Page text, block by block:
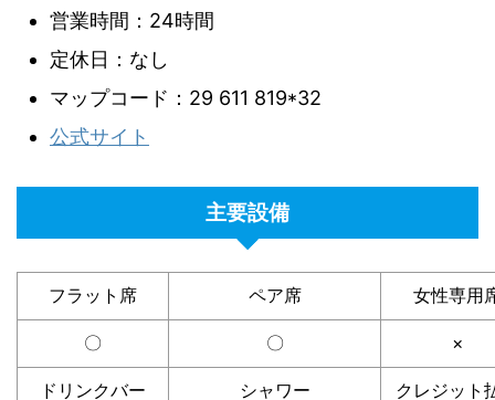
営業時間：24時間
定休日：なし
マップコード：29 611 819*32
公式サイト
主要設備
フラット席 ペア席 女性専用
〇 〇 ×
ドリンクバー シャワー クレジット